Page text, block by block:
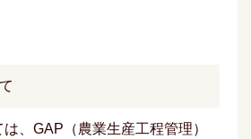
、GAP（農業生産工程管理）